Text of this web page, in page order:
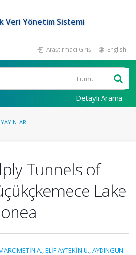
Veri Yönetim Sistemi
Araştırmacı Girişi English
Detaylı Arama
Tunnels of
Lake
METİN A.,ELİF AYTEKİN Ü.,AYDINGÜN